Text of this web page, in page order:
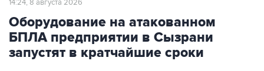
14:24, 8 августа 2026
Оборудование на атакованном
БПЛА предприятии в Сызрани
запустят в кратчайшие сроки